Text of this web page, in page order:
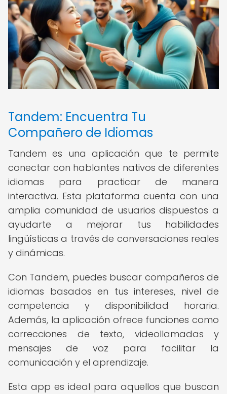
Tandem: Encuentra Tu
Compañero de Idiomas
Tandem es una aplicación que te permite
conectar con hablantes nativos de diferentes
idiomas para practicar de manera
interactiva. Esta plataforma cuenta con una
amplia comunidad de usuarios dispuestos a
ayudarte a mejorar tus habilidades
lingüísticas a través de conversaciones reales
y dinámicas.
Con Tandem, puedes buscar compañeros de
idiomas basados en tus intereses, nivel de
competencia y disponibilidad horaria.
Además, la aplicación ofrece funciones como
correcciones de texto, videollamadas y
mensajes de voz para facilitar la
comunicación y el aprendizaje.
Esta app es ideal para aquellos que buscan